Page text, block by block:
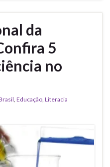
da
5
no
Educação Literacia